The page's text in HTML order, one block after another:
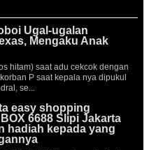
Ugal-ugalan
Mengaku Anak
hitam) saat adu cekcok dengan
P saat kepala nya dipukul
se...
easy shopping
6688 Slipi Jakarta
hadiah kepada yang